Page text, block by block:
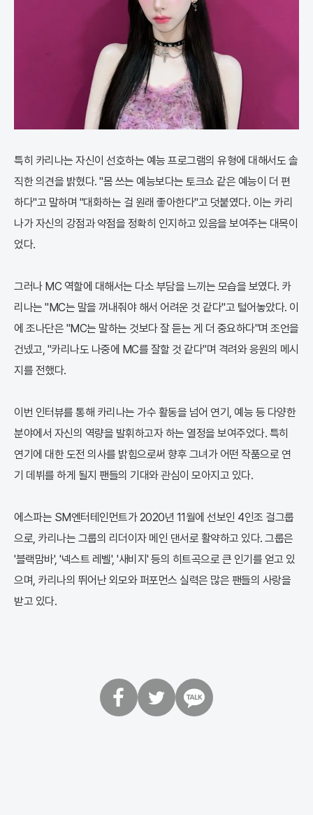
특히 카리나는 자신이 선호하는 예능 프로그램의 유형에 대해서도 솔
직한 의견을 밝혔다. "몸 쓰는 예능보다는 토크쇼 같은 예능이 더 편
하다"고 말하며 "대화하는 걸 원래 좋아한다"고 덧붙였다. 이는 카리
나가 자신의 강점과 약점을 정확히 인지하고 있음을 보여주는 대목이
었다.
그러나 MC 역할에 대해서는 다소 부담을 느끼는 모습을 보였다. 카
리나는 "MC는 말을 꺼내줘야 해서 어려운 것 같다"고 털어놓았다. 이
에 조나단은 "MC는 말하는 것보다 잘 듣는 게 더 중요하다"며 조언을
건넸고, "카리나도 나중에 MC를 잘할 것 같다"며 격려와 응원의 메시
지를 전했다.
이번 인터뷰를 통해 카리나는 가수 활동을 넘어 연기, 예능 등 다양한
분야에서 자신의 역량을 발휘하고자 하는 열정을 보여주었다. 특히
연기에 대한 도전 의사를 밝힘으로써 향후 그녀가 어떤 작품으로 연
기 데뷔를 하게 될지 팬들의 기대와 관심이 모아지고 있다.
에스파는 SM엔터테인먼트가 2020년 11월에 선보인 4인조 걸그룹
으로, 카리나는 그룹의 리더이자 메인 댄서로 활약하고 있다. 그룹은
'블랙맘바', '넥스트 레벨', '새비지' 등의 히트곡으로 큰 인기를 얻고 있
으며, 카리나의 뛰어난 외모와 퍼포먼스 실력은 많은 팬들의 사랑을
받고 있다.